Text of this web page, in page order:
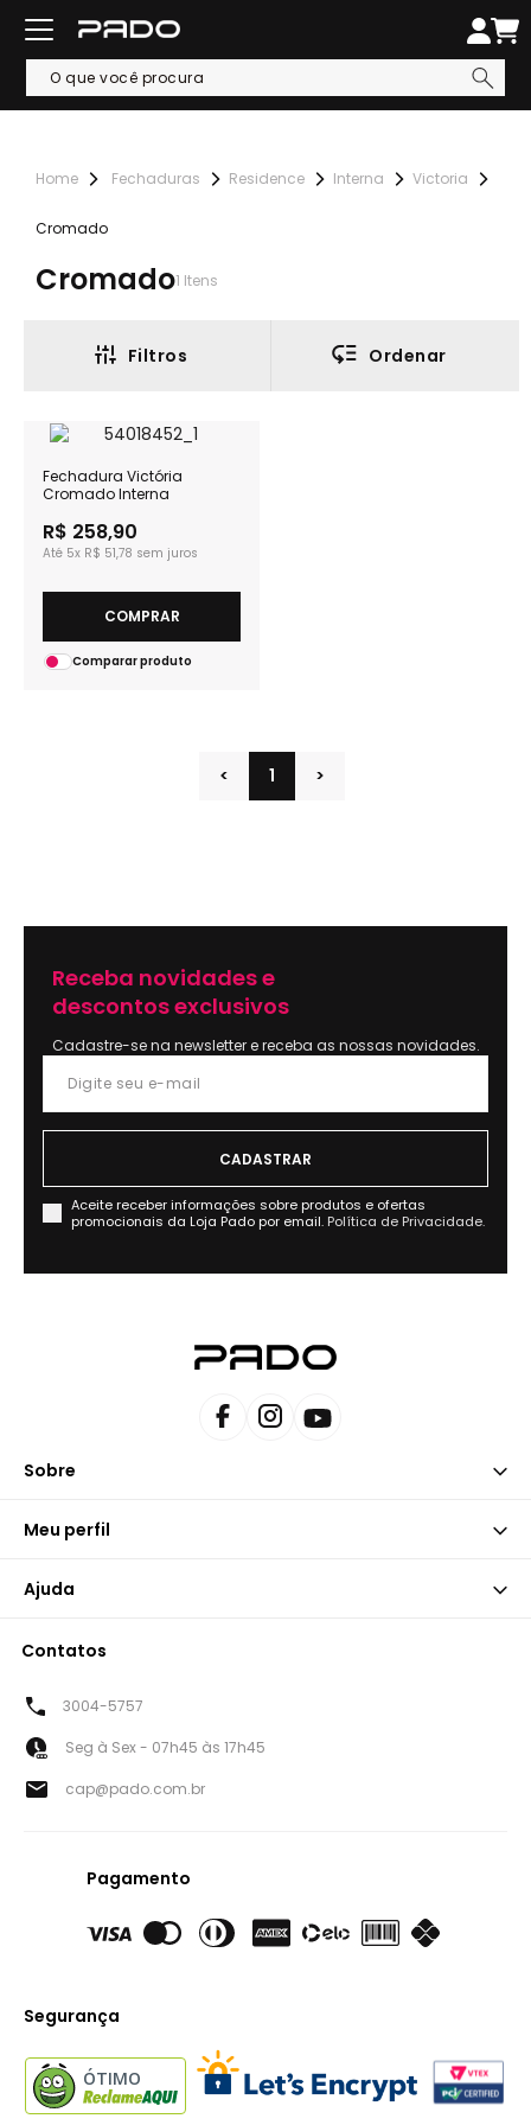
Fechaduras Residence Interna Victoria
Cromado
Cromado1 Itens
Filtros Ordenar
Fechadura Victória
Cromado Interna
R$ 258,90
5x R$ 51,78
COMPRAR
Comparar produto
< 1 >
Receba novidades e
descontos exclusivos
Cadastre-se na newsletter e receba as nossas novidades.
Aceite receber informações sobre produtos e ofertas
promocionais da Loja Pado por email. Política de Privacidade.
Sobre
Meu perfil
Ajuda
Contatos
3004-5757
Seg à Sex - 07h45 às 17h45
cap@pado.com.br
Pagamento
Segurança
ÓTIMO